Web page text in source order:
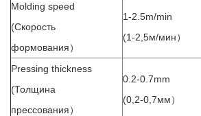
Molding speed
(Скорость
формования）
1-2.5m/min
(1-2,5м/мин）
Pressing thickness
(Толщина
прессования）
0.2-0.7mm
(0,2-0,7мм）